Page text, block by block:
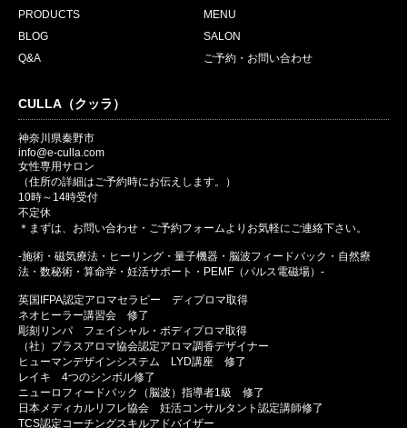
PRODUCTS
MENU
BLOG
SALON
Q&A
ご予約・お問い合わせ
CULLA（クッラ）
神奈川県秦野市
info@e-culla.com
女性専用サロン
（住所の詳細はご予約時にお伝えします。）
10時～14時受付
不定休
＊まずは、お問い合わせ・ご予約フォームよりお気軽にご連絡下さい。
-施術・磁気療法・ヒーリング・量子機器・脳波フィードバック・自然療
法・数秘術・算命学・妊活サポート・PEMF（パルス電磁場）-
英国IFPA認定アロマセラピー ディプロマ取得
ネオヒーラー講習会 修了
彫刻リンパ フェイシャル・ボディプロマ取得
（社）プラスアロマ協会認定アロマ調香デザイナー
ヒューマンデザインシステム LYD講座 修了
レイキ 4つのシンボル修了
ニューロフィードバック（脳波）指導者1級 修了
日本メディカルリフレ協会 妊活コンサルタント認定講師修了
TCS認定コーチングスキルアドバイザー